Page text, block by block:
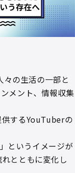
の生活の一部と
メント、情報収集
するYouTuberの
というイメージが
とともに変化し